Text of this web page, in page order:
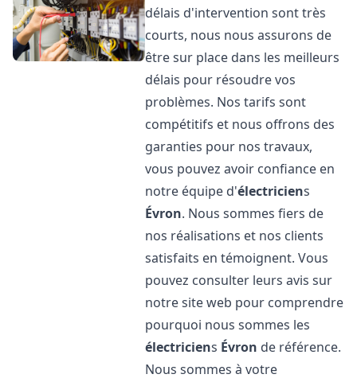
délais d'intervention sont très
courts, nous nous assurons de
être sur place dans les meilleurs
délais pour résoudre vos
problèmes. Nos tarifs sont
compétitifs et nous offrons des
garanties pour nos travaux,
vous pouvez avoir confiance en
notre équipe d'électriciens
Évron. Nous sommes fiers de
nos réalisations et nos clients
satisfaits en témoignent. Vous
pouvez consulter leurs avis sur
notre site web pour comprendre
pourquoi nous sommes les
électriciens Évron de référence.
Nous sommes à votre